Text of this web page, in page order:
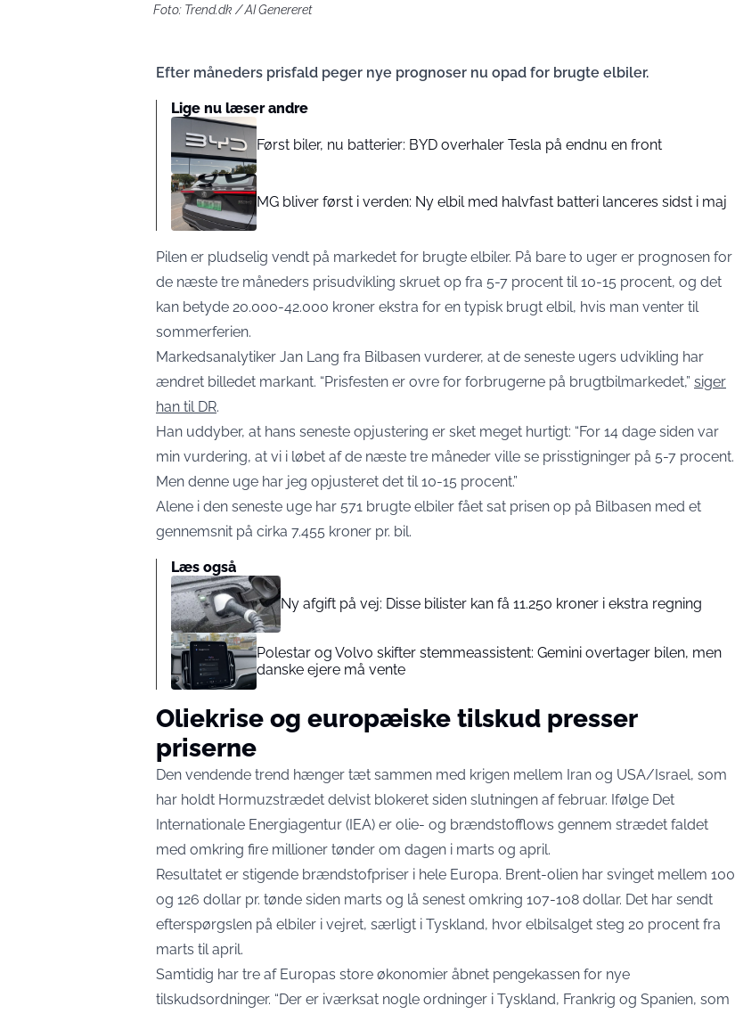
Foto: Trend.dk / AI Genereret
Efter måneders prisfald peger nye prognoser nu opad for brugte elbiler.
Lige nu læser andre
Først biler, nu batterier: BYD overhaler Tesla på endnu en front
MG bliver først i verden: Ny elbil med halvfast batteri lanceres sidst i maj
Pilen er pludselig vendt på markedet for brugte elbiler. På bare to uger er prognosen for
de næste tre måneders prisudvikling skruet op fra 5-7 procent til 10-15 procent, og det
kan betyde 20.000-42.000 kroner ekstra for en typisk brugt elbil, hvis man venter til
sommerferien.
Markedsanalytiker Jan Lang fra Bilbasen vurderer, at de seneste ugers udvikling har
ændret billedet markant. “Prisfesten er ovre for forbrugerne på brugtbilmarkedet,” siger
han til DR.
Han uddyber, at hans seneste opjustering er sket meget hurtigt: “For 14 dage siden var
min vurdering, at vi i løbet af de næste tre måneder ville se prisstigninger på 5-7 procent.
Men denne uge har jeg opjusteret det til 10-15 procent.”
Alene i den seneste uge har 571 brugte elbiler fået sat prisen op på Bilbasen med et
gennemsnit på cirka 7.455 kroner pr. bil.
Læs også
Ny afgift på vej: Disse bilister kan få 11.250 kroner i ekstra regning
Polestar og Volvo skifter stemmeassistent: Gemini overtager bilen, men
danske ejere må vente
Oliekrise og europæiske tilskud presser
priserne
Den vendende trend hænger tæt sammen med krigen mellem Iran og USA/Israel, som
har holdt Hormuzstrædet delvist blokeret siden slutningen af februar. Ifølge Det
Internationale Energiagentur (IEA) er olie- og brændstofflows gennem strædet faldet
med omkring fire millioner tønder om dagen i marts og april.
Resultatet er stigende brændstofpriser i hele Europa. Brent-olien har svinget mellem 100
og 126 dollar pr. tønde siden marts og lå senest omkring 107-108 dollar. Det har sendt
efterspørgslen på elbiler i vejret, særligt i Tyskland, hvor elbilsalget steg 20 procent fra
marts til april.
Samtidig har tre af Europas store økonomier åbnet pengekassen for nye
tilskudsordninger. “Der er iværksat nogle ordninger i Tyskland, Frankrig og Spanien, som